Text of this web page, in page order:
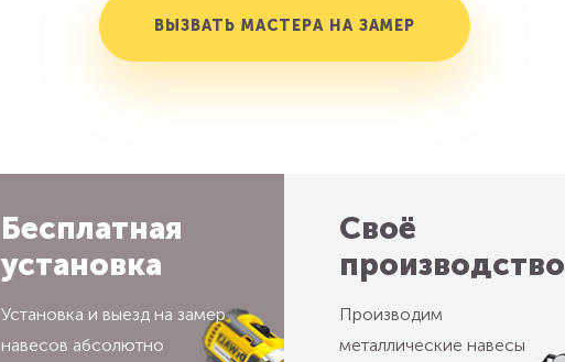
ВЫЗВАТЬ МАСТЕРА НА ЗАМЕР
Бесплатная
установка
Установка и выезд на замер
навесов абсолютно
Своё
производство
Производим
металлические навесы